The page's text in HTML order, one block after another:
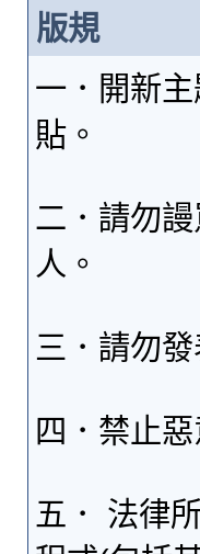
版規
一．開新
貼。
二．請勿
人。
三．請勿
四．禁止
五． 法律